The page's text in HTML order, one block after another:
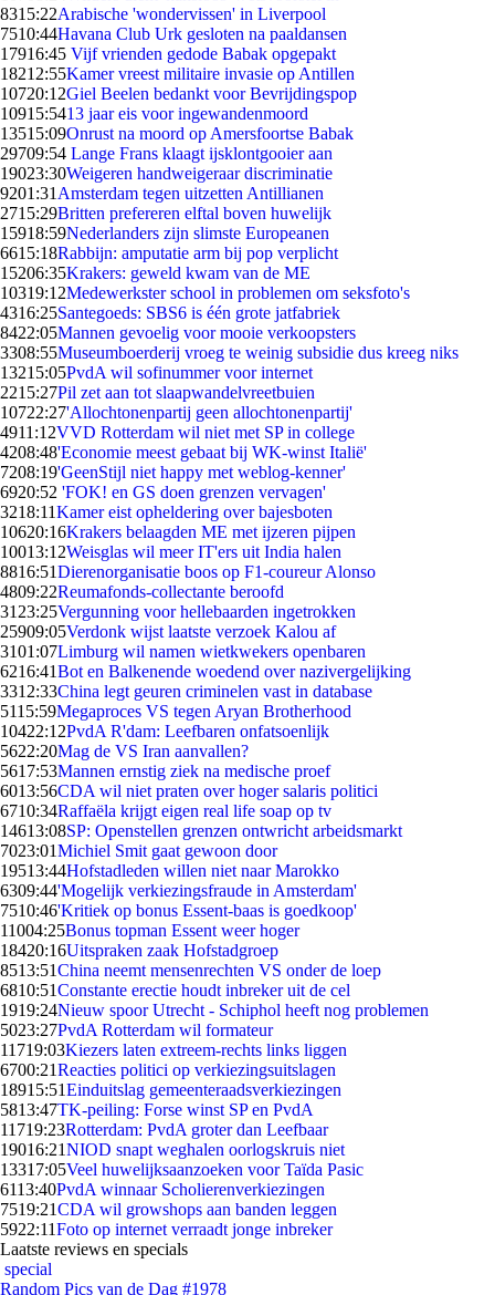
8315:22Arabische 'wondervissen' in Liverpool
7510:44Havana Club Urk gesloten na paaldansen
17916:45 Vijf vrienden gedode Babak opgepakt
18212:55Kamer vreest militaire invasie op Antillen
10720:12Giel Beelen bedankt voor Bevrijdingspop
10915:5413 jaar eis voor ingewandenmoord
13515:09Onrust na moord op Amersfoortse Babak
29709:54 Lange Frans klaagt ijsklontgooier aan
19023:30Weigeren handweigeraar discriminatie
9201:31 Amsterdam tegen uitzetten Antillianen
2715:29Britten prefereren elftal boven huwelijk
15918:59Nederlanders zijn slimste Europeanen
6615:18Rabbijn: amputatie arm bij pop verplicht
15206:35Krakers: geweld kwam van de ME
10319:12Medewerkster school in problemen om seksfoto's
4316:25Santegoeds: SBS6 is één grote jatfabriek
8422:05Mannen gevoelig voor mooie verkoopsters
3308:55Museumboerderij vroeg te weinig subsidie dus kreeg niks
13215:05PvdA wil sofinummer voor internet
2215:27Pil zet aan tot slaapwandelvreetbuien
10722:27'Allochtonenpartij geen allochtonenpartij'
4911:12VVD Rotterdam wil niet met SP in college
4208:48'Economie meest gebaat bij WK-winst Italië'
7208:19'GeenStijl niet happy met weblog-kenner'
6920:52 'FOK! en GS doen grenzen vervagen'
3218:11Kamer eist opheldering over bajesboten
10620:16Krakers belaagden ME met ijzeren pijpen
10013:12Weisglas wil meer IT'ers uit India halen
8816:51Dierenorganisatie boos op F1-coureur Alonso
4809:22Reumafonds-collectante beroofd
31 23:25Vergunning voor hellebaarden ingetrokken
25909:05Verdonk wijst laatste verzoek Kalou af
3101:07Limburg wil namen wietkwekers openbaren
6216:41Bot en Balkenende woedend over nazivergelijking
3312:33China legt geuren criminelen vast in database
5115:59Megaproces VS tegen Aryan Brotherhood
10422:12PvdA R'dam: Leefbaren onfatsoenlijk
5622:20Mag de VS Iran aanvallen?
5617:53Mannen ernstig ziek na medische proef
6013:56CDA wil niet praten over hoger salaris politici
6710:34Raffaëla krijgt eigen real life soap op tv
14613:08SP: Openstellen grenzen ontwricht arbeidsmarkt
7023:01Michiel Smit gaat gewoon door
19513:44Hofstadleden willen niet naar Marokko
6309:44'Mogelijk verkiezingsfraude in Amsterdam'
7510:46'Kritiek op bonus Essent-baas is goedkoop'
11004:25Bonus topman Essent weer hoger
18420:16Uitspraken zaak Hofstadgroep
8513:51China neemt mensenrechten VS onder de loep
6810:51Constante erectie houdt inbreker uit de cel
1919:24Nieuw spoor Utrecht - Schiphol heeft nog problemen
5023:27PvdA Rotterdam wil formateur
11719:03Kiezers laten extreem-rechts links liggen
6700:21Reacties politici op verkiezingsuitslagen
18915:51Einduitslag gemeenteraadsverkiezingen
5813:47TK-peiling: Forse winst SP en PvdA
11719:23Rotterdam: PvdA groter dan Leefbaar
19016:21NIOD snapt weghalen oorlogskruis niet
13317:05Veel huwelijksaanzoeken voor Taïda Pasic
6113:40PvdA winnaar Scholierenverkiezingen
7519:21CDA wil growshops aan banden leggen
5922:11Foto op internet verraadt jonge inbreker
Laatste reviews en specials
special
Random Pics van de Dag #1978